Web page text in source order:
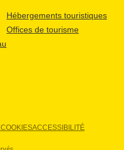
Hébergements touristiques
Offices de tourisme
COOKIESACCESSIBILITÉ